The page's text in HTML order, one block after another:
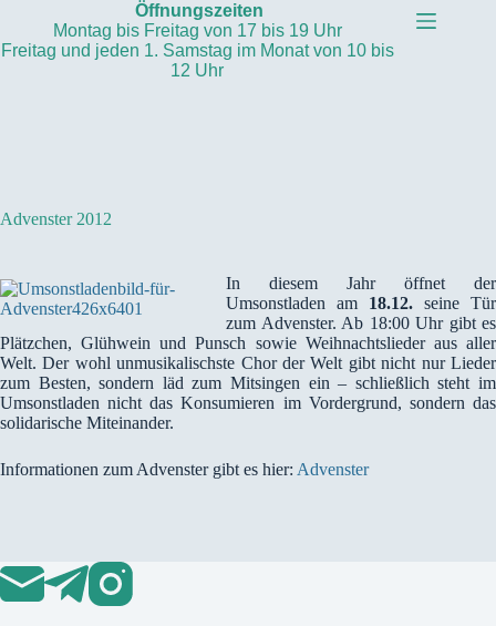
Öffnungszeiten
Montag bis Freitag von 17 bis 19 Uhr
Freitag und jeden 1. Samstag im Monat von 10 bis
12 Uhr
Advenster 2012
In diesem Jahr öffnet der
Umsonstladen am 18.12. seine Tür
zum Advenster. Ab 18:00 Uhr gibt es
Plätzchen, Glühwein und Punsch sowie Weihnachtslieder aus aller
Welt. Der wohl unmusikalischste Chor der Welt gibt nicht nur Lieder
zum Besten, sondern läd zum Mitsingen ein – schließlich steht im
Umsonstladen nicht das Konsumieren im Vordergrund, sondern das
solidarische Miteinander.
Informationen zum Advenster gibt es hier: Advenster